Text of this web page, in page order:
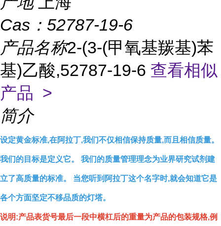
Cas： 52787-19-6
产品名称2-(3-(甲氧基羰基)苯
基)乙酸,52787-19-6 查看相似
产品 >
简介
设定黄金标准,在阿拉丁,我们不仅相信保持质量,而且相信质量。
我们的目标是定义它。 我们的质量管理理念为业界研究试剂建
立了高质量的标准。 当您听到阿拉丁这个名字时,就会知道它是
各个方面坚定不移品质的灯塔。
说明:产品表货号最后一段中横杠后的重量为产品的包装规格,例